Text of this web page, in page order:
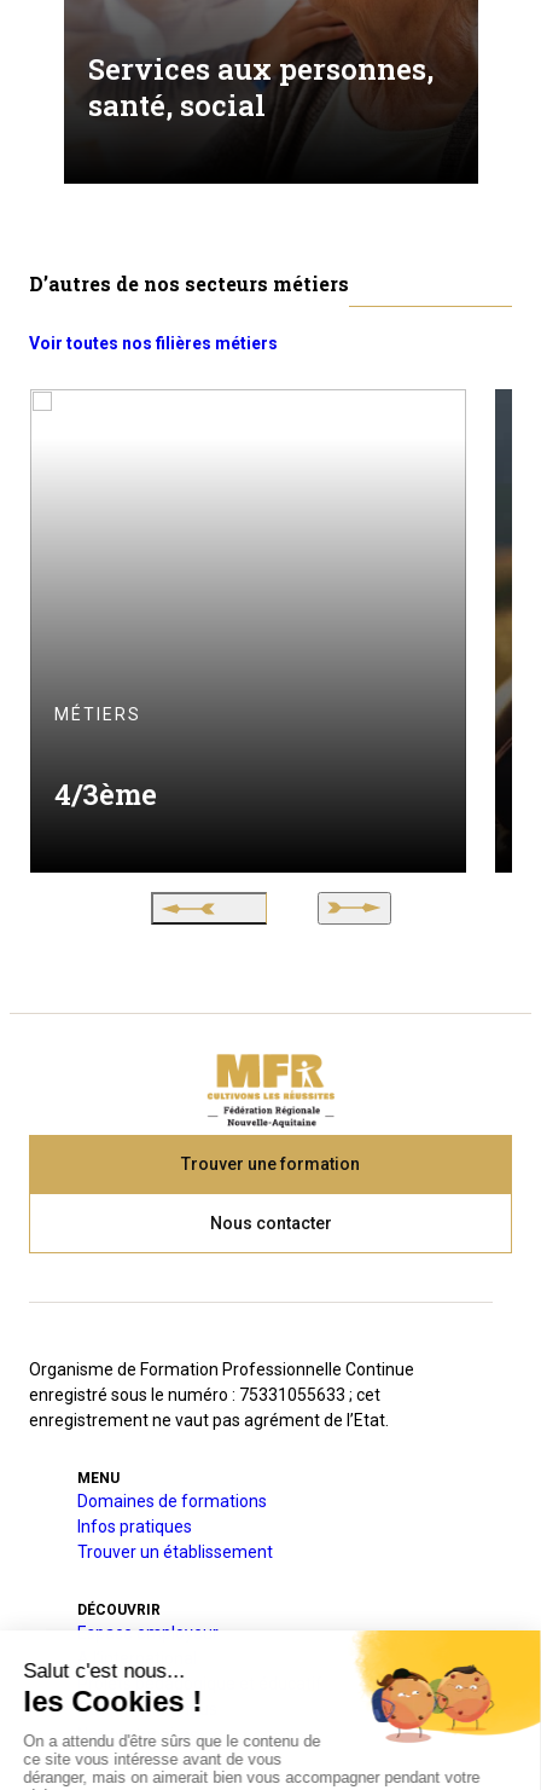
Services aux personnes,
santé, social
D’autres de nos secteurs métiers
Voir toutes nos filières métiers
MÉTIERS
4/3ème
Trouver une formation
Nous contacter
Organisme de Formation Professionnelle Continue
enregistré sous le numéro : 75331055633 ; cet
enregistrement ne vaut pas agrément de l’Etat.
MENU
Domaines de formations
Infos pratiques
Trouver un établissement
DÉCOUVRIR
Espace employeur
Projets pédagogique et éducatif
Qui sommes-nous
Nos partenaires
Actualités